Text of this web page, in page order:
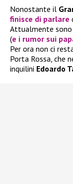
Nonostante il
finisce di parlare
Attualmente sono
(e i rumor sui
Per ora non ci
Porta Rossa, che
inquilini Edoardo